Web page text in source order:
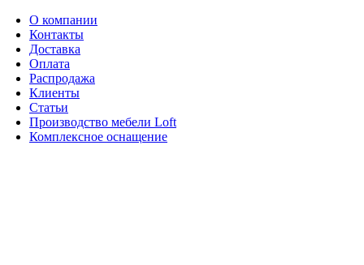
О компании
Контакты
Доставка
Оплата
Распродажа
Клиенты
Статьи
Производство мебели Loft
Комплексное оснащение